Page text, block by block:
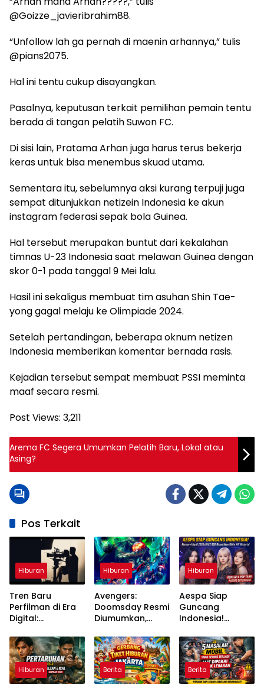
@Goizze_javieribrahim88.
“Unfollow lah ga pernah di maenin arhannya,” tulis
@pians2075.
Hal ini tentu cukup disayangkan.
Pasalnya, keputusan terkait pemilihan pemain tentu
berada di tangan pelatih Suwon FC.
Di sisi lain, Pratama Arhan juga harus terus bekerja
keras untuk bisa menembus skuad utama.
Sementara itu, sebelumnya aksi kurang terpuji juga
sempat ditunjukkan netizein Indonesia ke akun
instagram federasi sepak bola Guinea.
Hal tersebut merupakan buntut dari kekalahan
timnas U-23 Indonesia saat melawan Guinea dengan
skor 0-1 pada tanggal 9 Mei lalu.
Hasil ini sekaligus membuat tim asuhan Shin Tae-
yong gagal melaju ke Olimpiade 2024.
Setelah pertandingan, beberapa oknum netizen
Indonesia memberikan komentar bernada rasis.
Kejadian tersebut sempat membuat PSSI meminta
maaf secara resmi.
Post Views: 3,211
Arema FC Segera Umumkan Pelatih Baru, Lokal atau
Asing?
Pos Terkait
Hiburan
Tren Baru
Perfilman di Era
Digital:
Teknologi, dan
Perubahan Cara
Menonton
Hiburan
Avengers:
Doomsday Resmi
Diumumkan,
Besar MCU
Segera Dimulai
Hiburan
Aespa Siap
Guncang
Indonesia!
2026 di ICE BSD
Dipastikan Bikin
MY Histeris
Hiburan Berita Berita